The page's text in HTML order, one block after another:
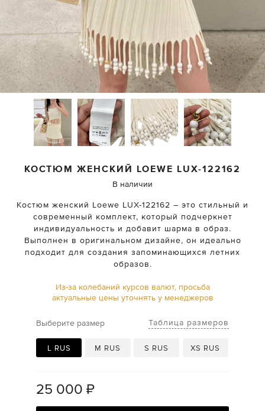
КОСТЮМ ЖЕНСКИЙ LOEWE LUX-122162
В наличии
Костюм женский Loewe LUX-122162 – это стильный и
современный комплект, который подчеркнет
индивидуальность и добавит шарма в образ.
Выполнен в оригинальном дизайне, он идеально
подходит для создания запоминающихся летних
образов.
Из-за колебаний курсов валют, просьба
актуальные цены уточнять у менеджеров
Выберите размер Таблица размеров
L RUS M RUS S RUS XS RUS
25 000 ₽